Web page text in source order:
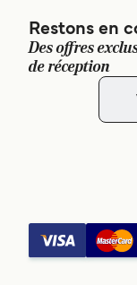
Restons en
Des offres
de réception